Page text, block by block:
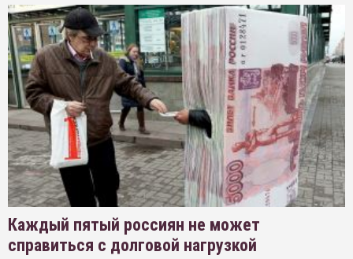
Каждый пятый россиян не может
справиться с долговой нагрузкой